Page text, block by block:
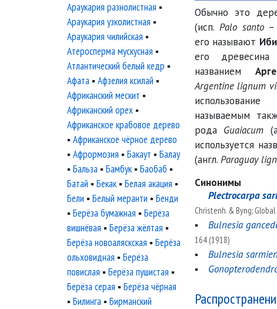
Обычно это
(исп. Palo santo–
его называют
его
названием
Argentine lignum
называемым
рода Guaiacum
используется
(англ. Paraguay
Синонимы
Plectrocarpa
Christenh. & Byng;
▪ Bulnesia
164 (1918)
▪ Bulnesia
▪
Араукария разнолистная ▪
Араукария узколистная ▪
Араукария чилийская ▪
Атеросперма мускусная ▪
Атлантический белый кедр ▪
Афата ▪Афзелия ксилай ▪
Африканский мескит ▪
Африканский орех ▪
Африканское крабовое дерево
▪Африканское чёрное дерево
▪Афрормозия ▪Бакаут ▪Балау
▪Бальза ▪Бамбук ▪Баобаб ▪
Батай ▪Бекак ▪Белая акация ▪
Бели ▪Белый меранти ▪Бенди
▪Берёза бумажная ▪Берёза
вишнёвая ▪Берёза жёлтая ▪
Берёза новоаляскская ▪Берёза
ольховидная ▪Берёза
повислая ▪Берёза пушистая ▪
Берёза серая ▪Берёза чёрная
▪Билинга ▪Бирманский